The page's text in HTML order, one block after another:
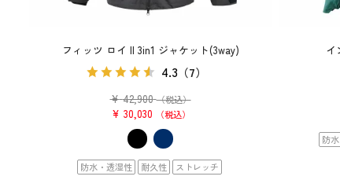
フィッツ ロイ II 3in1 ジャケット(3way)
4.3 （7）
¥ 42,900 （税込）
¥ 30,030 税込
防水・透湿性 耐久性 ストレッチ
イ
防